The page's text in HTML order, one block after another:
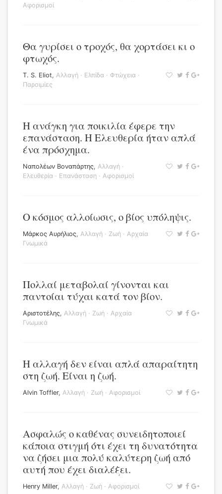
Αφορισμοί
Θα γυρίσει ο τροχός, θα χορτάσει κι ο
φτωχός.
T. S. Eliot, Αλλαγή · Ελπίδα · Φτώχεια ·
Παροιμίες
Η ανάγκη για ποικιλία έφερε την
επανάσταση. Η Ελευθερία ήταν απλά
ένα πρόσχημα.
Ναπολέων Βοναπάρτης, Αλλαγή ·
Ελευθερία · Επανάσταση · Αφορισμοί
Ο κόσμος αλλοίωσις, ο βίος υπόληψις.
Μάρκος Αυρήλιος, Αλλαγή · Ζωή · Αρχαία
Γνωμικά
Πολλαί μεταβολαί γίνονται και
παντοίαι τύχαι κατά τον βίον.
Αριστοτέλης, Αλλαγή · Ζωή · Αρχαία
Γνωμικά
Η αλλαγή δεν είναι απλά απαραίτητη
στη ζωή. Είναι η ζωή.
Alvin Toffler, Αλλαγή · Ζωή · Αφορισμοί
Ασφαλώς ο καθένας συνειδητοποιεί
κάποια στιγμή ότι έχει τη δυνατότητα
να ζήσει μια πολύ καλύτερη ζωή από
αυτή που έχει διαλέξει.
Henry Miller, Αλλαγή · Ζωή · Αφορισμοί